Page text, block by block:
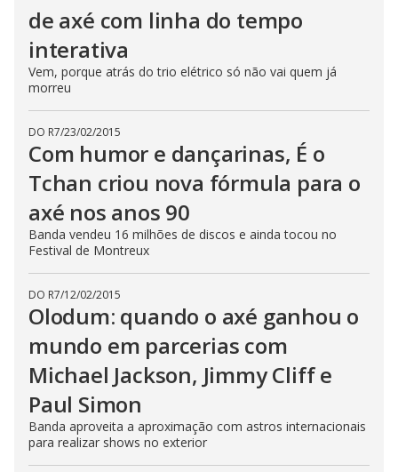
de axé com linha do tempo
interativa
Vem, porque atrás do trio elétrico só não vai quem já
morreu
DO R7/23/02/2015
Com humor e dançarinas, É o
Tchan criou nova fórmula para o
axé nos anos 90
Banda vendeu 16 milhões de discos e ainda tocou no
Festival de Montreux
DO R7/12/02/2015
Olodum: quando o axé ganhou o
mundo em parcerias com
Michael Jackson, Jimmy Cliff e
Paul Simon
Banda aproveita a aproximação com astros internacionais
para realizar shows no exterior